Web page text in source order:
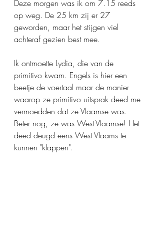
Deze morgen was ik om 7.15 reeds
op weg. De 25 km zij er 27
geworden, maar het stijgen viel
achteraf gezien best mee.
Ik ontmoette Lydia, die van de
primitivo kwam. Engels is hier een
beetje de voertaal maar de manier
waarop ze primitivo uitsprak deed me
vermoedden dat ze Vlaamse was.
Beter nog, ze was West-Vlaamse! Het
deed deugd eens West Vlaams te
kunnen "klappen".